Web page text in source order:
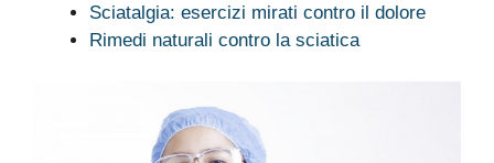
Sciatalgia: esercizi mirati contro il dolore
Rimedi naturali contro la sciatica